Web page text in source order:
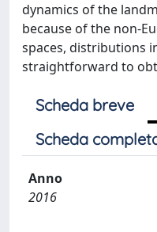
dynamics of the
because of the non-
spaces, distributions
straightforward to
Scheda breve
Scheda
Anno
2016